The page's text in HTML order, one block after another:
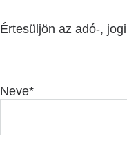
Értesüljön az adó-,
Neve